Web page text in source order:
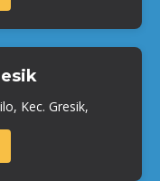
Kec. Gresik,